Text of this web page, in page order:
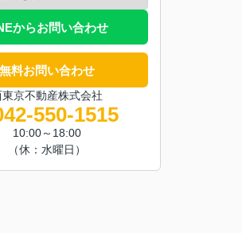
からお問い合わせ
無料お問い合わせ
東京不動産株式会社
550-1515
10:00～18:00
（休：水曜日）